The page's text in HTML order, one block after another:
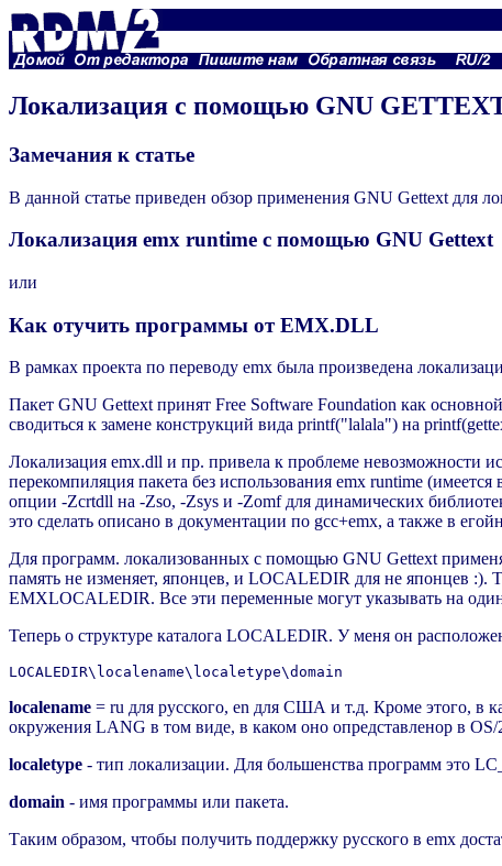
Локализация с помощью GNU
Замечания к статье
В данной статье приведен обзор применения GNU Gettext для
Локализация emx runtime с помощью GNU Gettext
или
Как отучить программы от EMX.DLL
В рамках проекта по переводу emx была произведена
Пакет GNU Gettext принят Free Software Foundation как
сводиться к замене конструкций вида printf("lalala") на
Локализация emx.dll и пр. привела к проблеме невозможности
перекомпиляция пакета без использования emx runtime
опции -Zcrtdll на -Zso, -Zsys и -Zomf для динамических
это сделать описано в документации по gcc+emx, а также в
Для программ. локализованных с помощью GNU Gettext
память не изменяет, японцев, и LOCALEDIR для не японцев :).
EMXLOCALEDIR. Все эти переменные могут указывать на
Теперь о структуре каталога LOCALEDIR. У меня он
localename = ru для русского, en для США и т.д. Кроме этого, в
окружения LANG в том виде, в каком оно опредставленор в
localetype - тип локализации. Для большенства программ это
domain - имя программы или пакета.
Таким образом, чтобы получить поддержку русского в emx